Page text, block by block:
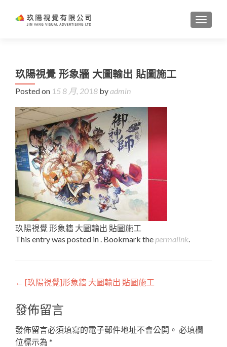
玖陽視覺 形象牆 大圖輸出 貼圖施工
Posted on 15 8 月, 2018 byadmin
玖陽視覺 形象牆 大圖輸出 貼圖施工
This entry was posted in . Bookmark the permalink.
Post
navigation
← [玖陽視覺]形象牆 大圖輸出 貼圖施工
發佈留言
發佈留言必須填寫的電子郵件地址不會公開。 必填欄
位標示為 *